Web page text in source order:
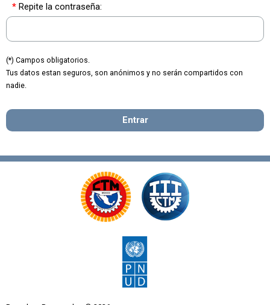
* Repite la contraseña:
(*) Campos obligatorios.
Tus datos estan seguros, son anónimos y no serán compartidos con
nadie.
Entrar